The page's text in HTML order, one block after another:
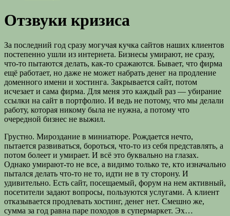
Отзвуки кризиса
За последний год сразу могучая кучка сайтов наших клиентов
постепенно ушли из интернета. Бизнесы умирают, не сразу,
что-то пытаются делать, как-то сражаются. Бывает, что фирма
ещё работает, но даже не может набрать денег на продление
доменного имени и хостинга. Закрывается сайт, потом
исчезает и сама фирма. Для меня это каждый раз — убирание
ссылки на сайт в портфолио. И ведь не потому, что мы делали
работу, которая никому была не нужна, а потому что
очередной бизнес не выжил.
Грустно. Мироздание в миниатюре. Рождается нечто,
пытается развиваться, бороться, что-то из себя представлять, а
потом болеет и умирает. И всё это буквально на глазах.
Однако умирают-то не все, а видимо только те, кто изначально
пытался делать что-то не то, идти не в ту сторону. И
удивительно. Есть сайт, посещаемый, форум на нем активный,
посетители задают вопросы, пользуются услугами. А клиент
отказывается продлевать хостинг, денег нет. Смешно же,
сумма за год равна паре походов в супермаркет. Эх…